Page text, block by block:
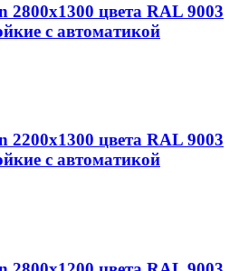
2800х1300 цвета RAL 9003
с автоматикой
2200х1300 цвета RAL 9003
с автоматикой